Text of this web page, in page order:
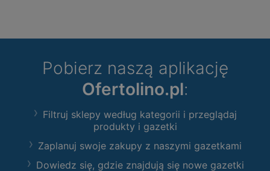
Pobierz naszą aplikację
Ofertolino.pl:
Filtruj sklepy według kategorii i przeglądaj
produkty i gazetki
Zaplanuj swoje zakupy z naszymi gazetkami
Dowiedz się, gdzie znajdują się nowe gazetki